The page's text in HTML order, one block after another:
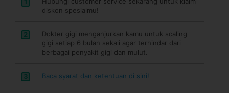
1
diskon spesialmu!
2
Dokter gigi menganjurkan kamu untuk scaling
gigi setiap 6 bulan sekali agar terhindar dari
berbagai penyakit gigi dan mulut.
3 Baca syarat dan ketentuan di sini!